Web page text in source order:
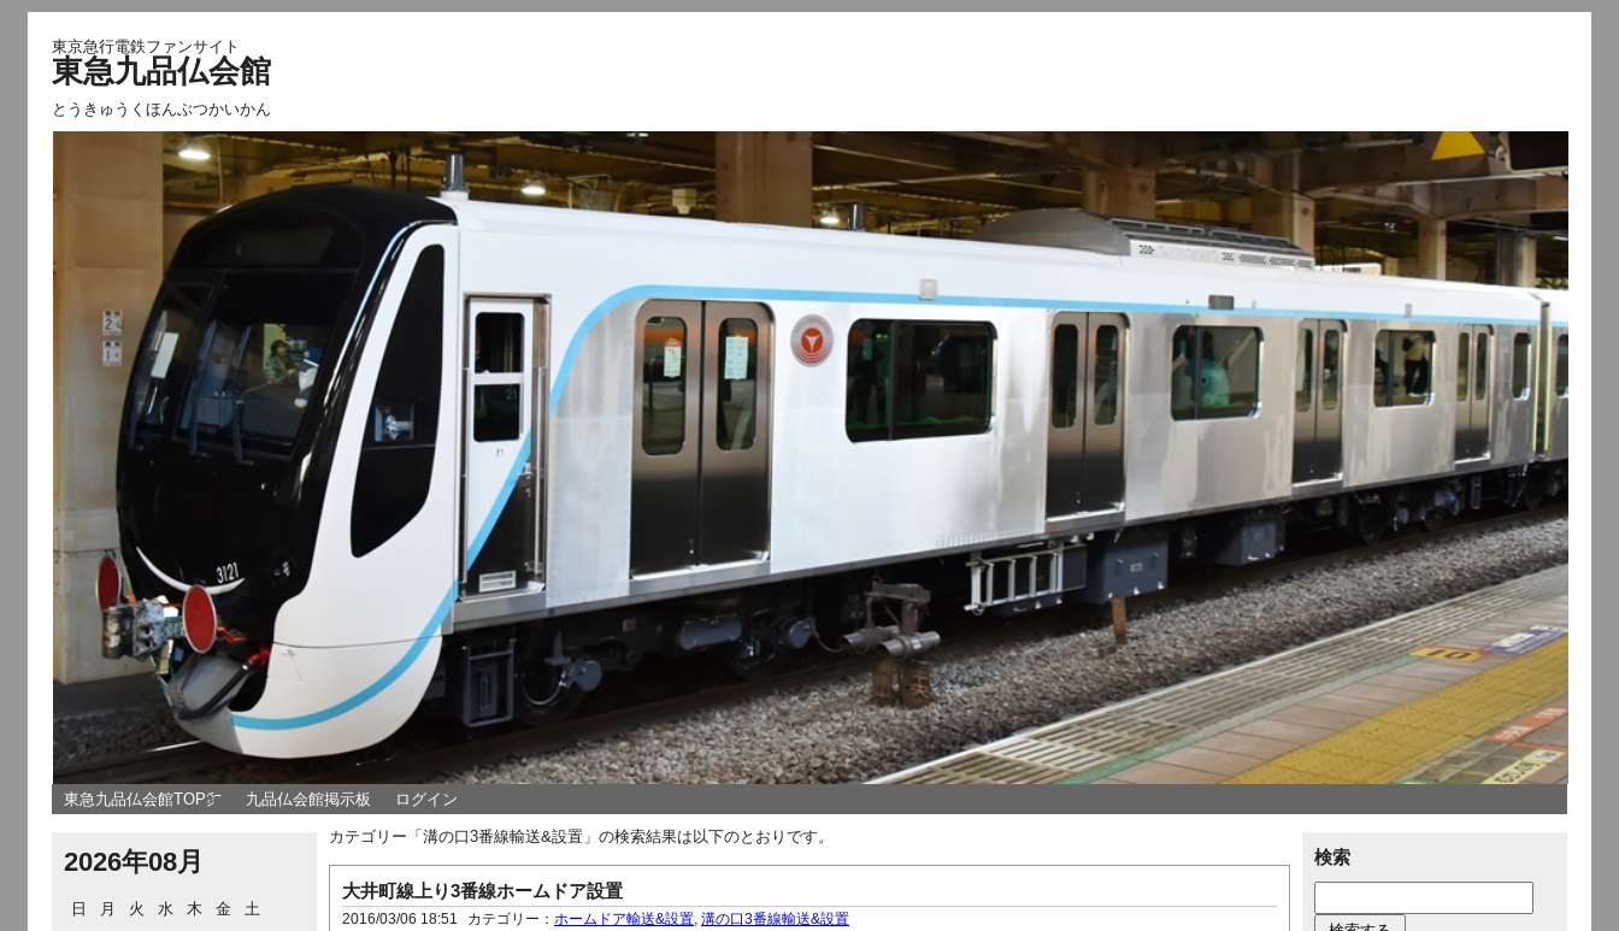
東京急行電鉄ファンサイト
東急九品仏会館
とうきゅうくほんぶつかいかん
東急九品仏会館TOP㌻ 九品仏会館掲示板 ログイン
2026年08月
日 月 火 水 木 金
土
検索
カテゴリー「溝の口3番線輸送&設置」の検索結果は以下のとおりです。
大井町線上り3番線ホームドア設置
2016/03/06 18:51 カテゴリー： ホームドア輸送&設置 ,溝の口3番線輸送&設置